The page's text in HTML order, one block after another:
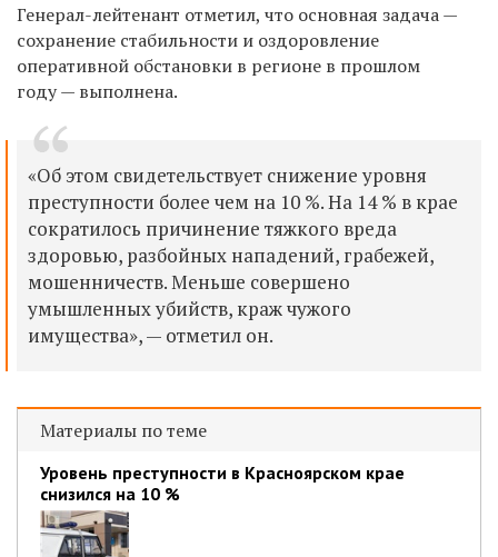
Генерал-лейтенант отметил, что основная задача —
сохранение стабильности и оздоровление
оперативной обстановки в регионе в прошлом
году — выполнена.
«Об этом свидетельствует снижение уровня
преступности более чем на 10 %. На 14 % в крае
сократилось причинение тяжкого вреда
здоровью, разбойных нападений, грабежей,
мошенничеств. Меньше совершено
умышленных убийств, краж чужого
имущества», — отметил он.
Материалы по теме
Уровень преступности в Красноярском крае
снизился на 10 %